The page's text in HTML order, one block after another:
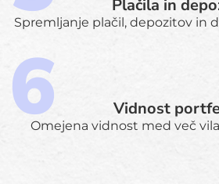
Plačila in
Spremljanje plačil, depozitov in
Vidnost
Omejena vidnost med več